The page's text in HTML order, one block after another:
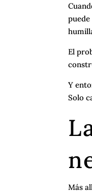
El
Y
Solo
Más